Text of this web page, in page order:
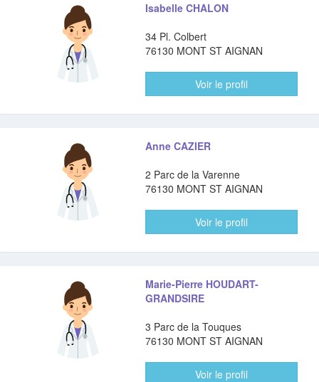
Isabelle CHALON
34 Pl. Colbert
76130 MONT ST AIGNAN
Voir le profil
Anne CAZIER
2 Parc de la Varenne
76130 MONT ST AIGNAN
Voir le profil
Marie-Pierre HOUDART-
GRANDSIRE
3 Parc de la Touques
76130 MONT ST AIGNAN
Voir le profil